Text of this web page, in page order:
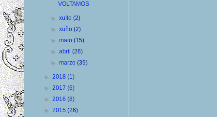
VOLTAMOS
►xullo(2)
►xuño(2)
►maio(15)
►abril(26)
►marzo(39)
► 2018 (1)
► 2017 (6)
► 2016 (8)
► 2015 (26)